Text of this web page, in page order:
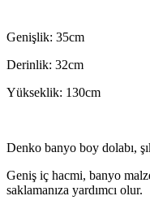
Genişlik: 35cm
Derinlik: 32cm
Yükseklik: 130cm
Denko banyo boy dolabı,
Geniş iç hacmi, banyo
saklamanıza yardımcı olur.